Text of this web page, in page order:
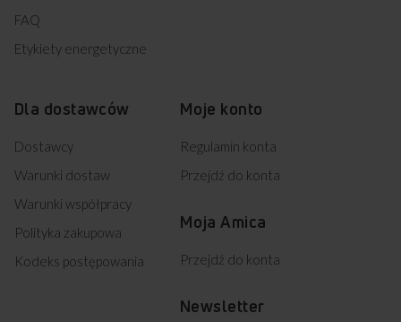
FAQ
Etykiety energetyczne
Dla dostawców
Dostawcy
Warunki dostaw
Warunki współpracy
Polityka zakupowa
Kodeks postępowania
Moje konto
Regulamin konta
Przejdź do konta
Moja Amica
Przejdź do konta
Newsletter